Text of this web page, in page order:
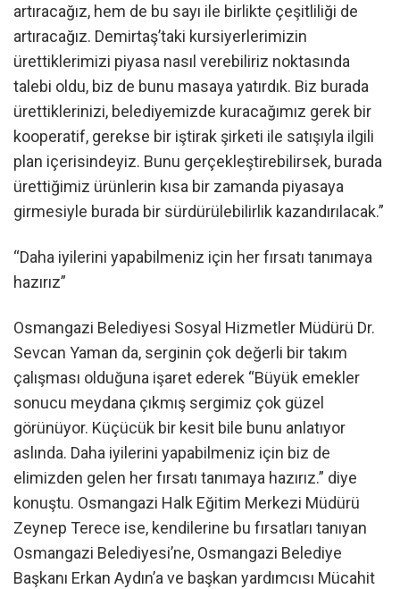
artıracağız, hem de bu sayı ile birlikte çeşitliliği de
artıracağız. Demirtaş’taki kursiyerlerimizin
ürettiklerimizi piyasa nasıl verebiliriz noktasında
talebi oldu, biz de bunu masaya yatırdık. Biz burada
ürettiklerinizi, belediyemizde kuracağımız gerek bir
kooperatif, gerekse bir iştirak şirketi ile satışıyla ilgili
plan içerisindeyiz. Bunu gerçekleştirebilirsek, burada
ürettiğimiz ürünlerin kısa bir zamanda piyasaya
girmesiyle burada bir sürdürülebilirlik kazandırılacak.”
“Daha iyilerini yapabilmeniz için her fırsatı tanımaya
hazırız”
Osmangazi Belediyesi Sosyal Hizmetler Müdürü Dr.
Sevcan Yaman da, serginin çok değerli bir takım
çalışması olduğuna işaret ederek “Büyük emekler
sonucu meydana çıkmış sergimiz çok güzel
görünüyor. Küçücük bir kesit bile bunu anlatıyor
aslında. Daha iyilerini yapabilmeniz için biz de
elimizden gelen her fırsatı tanımaya hazırız.” diye
konuştu. Osmangazi Halk Eğitim Merkezi Müdürü
Zeynep Terece ise, kendilerine bu fırsatları tanıyan
Osmangazi Belediyesi’ne, Osmangazi Belediye
Başkanı Erkan Aydın’a ve başkan yardımcısı Mücahit